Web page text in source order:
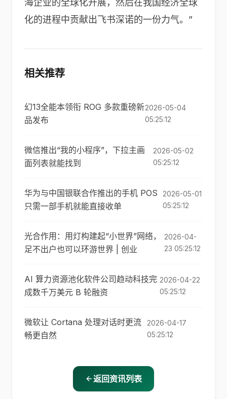
海企业的全球化开展，然后在我国经济全球
化的进程中贡献出飞书深诺的一份力气。”
相关推荐
幻13全能本领衔 ROG 多款重磅新
品发布
2026-05-04
05:25:12
微信推出“我的小程序”，下拉主画
面列表就能找到
2026-05-02
05:25:12
华为与中国银联合作推出的手机 POS
只需一部手机就能直接收单
2026-05-01
05:25:12
光合作用：用灯构建起“小世界”网络，
足不出户也可以环游世界 | 创业
2026-04-
23 05:25:12
AI 算力资源池化软件公司趋动科技完
成数千万美元 B 轮融资
2026-04-22
05:25:12
微软让 Cortana 处理对话时更流
畅更自然
2026-04-17
05:25:12
返回资讯列表